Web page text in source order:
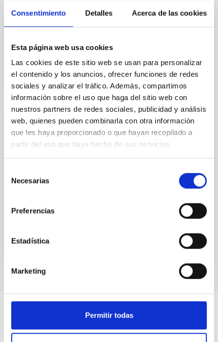
Consentimiento Detalles Acerca de las cookies
Esta página web usa cookies
Las cookies de este sitio web se usan para personalizar
el contenido y los anuncios, ofrecer funciones de redes
sociales y analizar el tráfico. Además, compartimos
información sobre el uso que haga del sitio web con
nuestros partners de redes sociales, publicidad y análisis
web, quienes pueden combinarla con otra información
que les haya proporcionado o que hayan recopilado a
partir del uso que haya hecho de sus servicios.
Necesarias
Preferencias
Estadística
Marketing
Permitir todas
We present a new method to assess the properties
PUBLICACIÓN
TOI 762 A b and TIC 46432937 b: Two
Giant Planets Transiting M-dwarf Stars
46432937 b, two giant planets transiting M-dwarf